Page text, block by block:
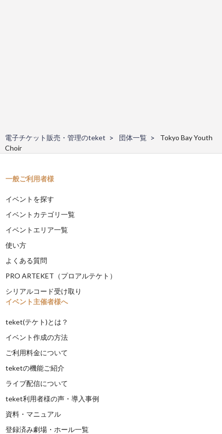
電子チケット販売・管理のteket 団体一覧
Tokyo Bay Youth
Choir
一般ご利用者様
イベントを探す
イベントカテゴリ一覧
イベントエリア一覧
使い方
よくある質問
PRO ARTEKET（プロアルテケト）
シリアルコード受け取り
イベント主催者様へ
teket(テケト)とは？
イベント作成の方法
ご利用料金について
teketの機能ご紹介
ライブ配信について
teket利用者様の声・導入事例
資料・マニュアル
登録済み劇場・ホール一覧